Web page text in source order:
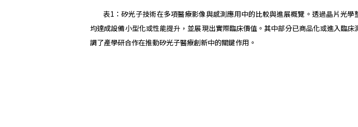
表1：矽光子技術在多項醫療影像與感測應用中的比較與進展概覽。透過晶片光學
均達成設備小型化或性能提升，並展現出實際臨床價值。其中部分已商品化或進入臨床
調了產學研合作在推動矽光子醫療創新中的關鍵作用。